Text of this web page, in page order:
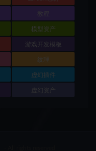
教程
模型资产
游戏开发模板
纹理
虚幻插件
虚幻资产